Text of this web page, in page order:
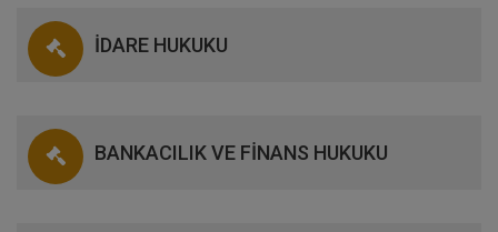
İDARE HUKUKU
BANKACILIK VE FİNANS HUKUKU